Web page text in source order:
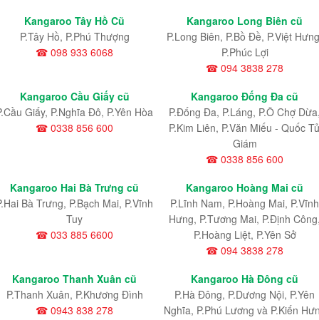
Kangaroo Tây Hồ Cũ
P.Tây Hồ, P.Phú Thượng
☎ 098 933 6068
Kangaroo Long Biên cũ
P.Long Biên, P.Bồ Đề, P.Việt
P.Phúc Lợi
☎ 094 3838 278
Kangaroo Cầu Giấy cũ
Giấy, P.Nghĩa Đô, P.Yên Hòa
☎ 0338 856 600
Kangaroo Đống Đa cũ
P.Đống Đa, P.Láng, P.Ô Chợ
P.Kim Liên, P.Văn Miếu - Quốc
Giám
☎ 0338 856 600
Kangaroo Hai Bà Trưng cũ
Bà Trưng, P.Bạch Mai, P.Vĩnh
Tuy
☎ 033 885 6600
Kangaroo Hoàng Mai cũ
P.Lĩnh Nam, P.Hoàng Mai, P.Vĩnh
Hưng, P.Tương Mai, P.Định
P.Hoàng Liệt, P.Yên Sở
☎ 094 3838 278
Kangaroo Thanh Xuân cũ
P.Thanh Xuân, P.Khương Đình
☎ 0943 838 278
Kangaroo Hà Đông cũ
P.Hà Đông, P.Dương Nội, P.Yên
Nghĩa, P.Phú Lương và P.Kiến